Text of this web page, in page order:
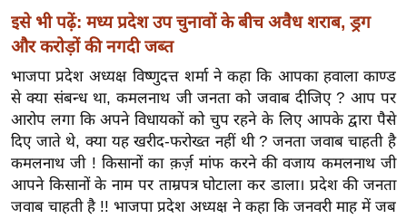
मि
सा
ल
श
ख्सि
य
त
यं
ग
इसे भी पढ़ें: मध्य प्रदेश उप चुनावों के बीच अवैध शराब, ड्रग
और करोड़ों की नगदी जब्त
भाजपा प्रदेश अध्यक्ष विष्णुदत्त शर्मा ने कहा कि आपका हवाला काण्ड
से क्या संबन्ध था, कमलनाथ जी जनता को जवाब दीजिए ? आप पर
आरोप लगा कि अपने विधायकों को चुप रहने के लिए आपके द्वारा पैसे
दिए जाते थे, क्या यह खरीद-फरोख्त नहीं थी ? जनता जवाब चाहती है
कमलनाथ जी ! किसानों का क़र्ज़ मांफ करने की वजाय कमलनाथ जी
आपने किसानों के नाम पर ताम्रपत्र घोटाला कर डाला। प्रदेश की जनता
जवाब चाहती है !! भाजपा प्रदेश अध्यक्ष ने कहा कि जनवरी माह में जब